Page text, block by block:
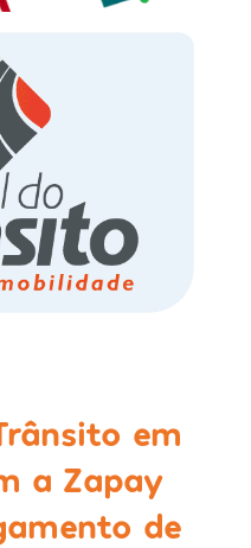
em
a Zapay
de